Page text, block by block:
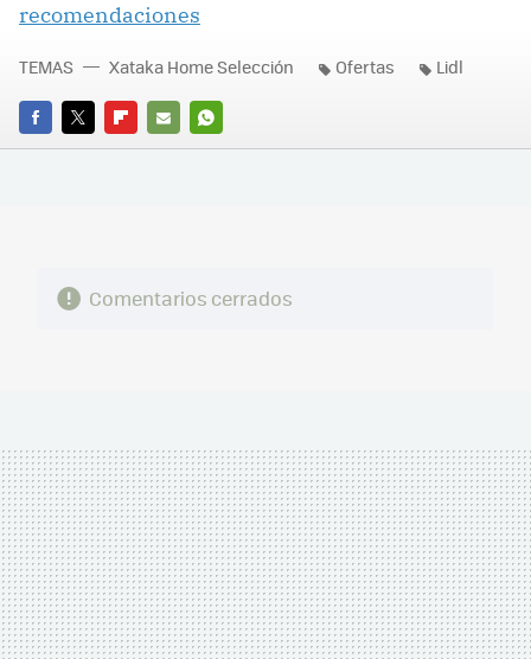
recomendaciones
FACEBOOK
TWITTERFLIPBOARD
E-
WHATSAPP
TEMAS Xataka Home Selección Ofertas Lidl
Comentarios cerrados